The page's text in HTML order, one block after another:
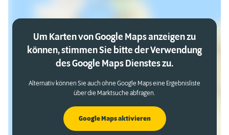
Um Karten von Google Maps anzeigen zu
können, stimmen Sie bitte der Verwendung
des Google Maps Dienstes zu.
Alternativ können Sie auch ohne Google Maps eine Ergebnisliste
über die Marktsuche abfragen.
Google Maps aktivieren